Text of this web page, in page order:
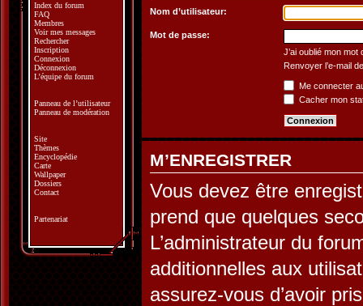
Nom d’utilisateur:
Mot de passe:
J’ai oublié mon mot
Renvoyer l’e-mail
Me connecter
Cacher mon
M’ENREGISTRER
Vous devez être
prend que quelques
L’administrateur du
additionnelles aux
assurez-vous d’avoir
Index du forum
FAQ
Membres
Voir mes messages
Rechercher
Inscription
Connexion
Déconnexion
L’équipe du forum
Panneau de l’utilisateur
Panneau de modération
Site
Thèmes
Encyclopédie
Carte
Wallpaper
Dossiers
Contact
Partenariat